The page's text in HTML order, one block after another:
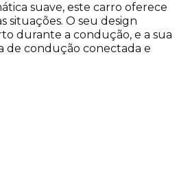
suave, este carro oferece
situações. O seu design
durante a condução, e a sua
de condução conectada e